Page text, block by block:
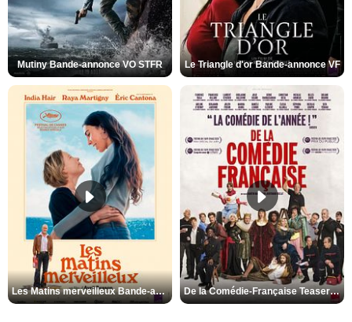
Mutiny Bande-annonce VO STFR Le Triangle d'or Bande-annonce VF
Les Matins merveilleux Bande-annonce VF De la Comédie-Française Teaser VF